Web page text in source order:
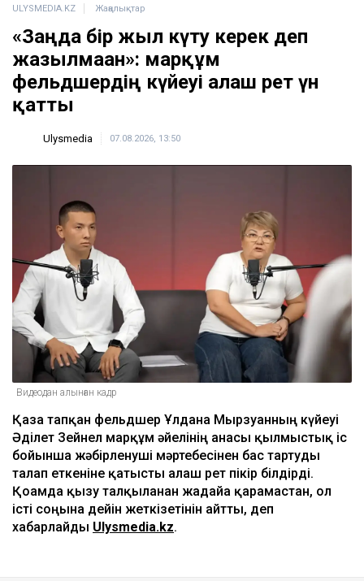
ULYSMEDIA.KZ Жаңалықтар
«Заңда бір жыл күту керек деп
жазылмаған»: марқұм
фельдшердің күйеуі алғаш рет үн
қатты
Ulysmedia 07.08.2026, 13:50
Видеодан алынған кадр
Қаза тапқан фельдшер Ұлдана Мырзуанның күйеуі
Әділет Зейнел марқұм әйелінің анасы қылмыстық іс
бойынша жәбірленуші мәртебесінен бас тартуды
талап еткеніне қатысты алғаш рет пікір білдірді.
Қоғамда қызу талқыланған жағдайға қарамастан, ол
істі соңына дейін жеткізетінін айтты, деп
хабарлайды Ulysmedia.kz.